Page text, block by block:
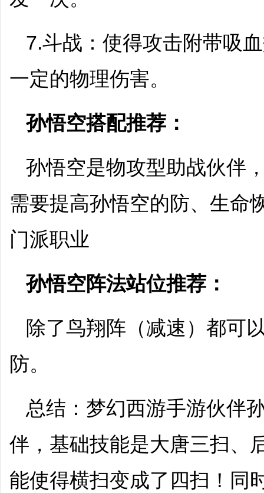
7.斗战：使得攻击附带吸
一定的物理伤害。
孙悟空搭配推荐：
孙悟空是物攻型助战伙伴
需要提高孙悟空的防、生命
门派职业
孙悟空阵法站位推荐：
除了鸟翔阵（减速）都可
防。
总结：梦幻西游手游伙伴
伴，基础技能是大唐三扫、
能使得横扫变成了四扫！同